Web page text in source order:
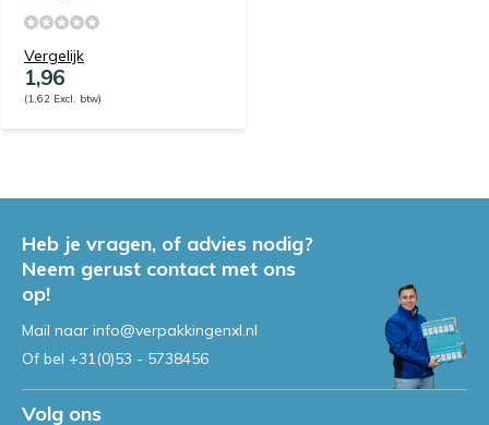
Vergelijk
1,96
(1,62 Excl. btw)
Heb je vragen, of advies nodig?
Neem gerust contact met ons
op!
Mail naar info@verpakkingenxl.nl
Of bel +31(0)53 - 5738456
Volg ons